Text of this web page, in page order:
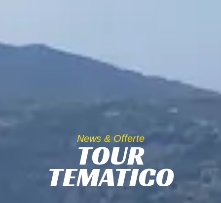
News & Offerte
TOUR
TEMATICO